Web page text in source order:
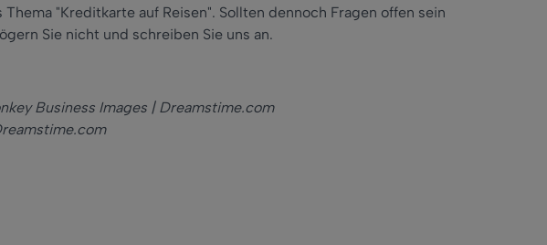
"Kreditkarte auf Reisen". Sollten dennoch Fragen offen sein
Sie nicht und schreiben Sie uns an.
Business Images | Dreamstime.com